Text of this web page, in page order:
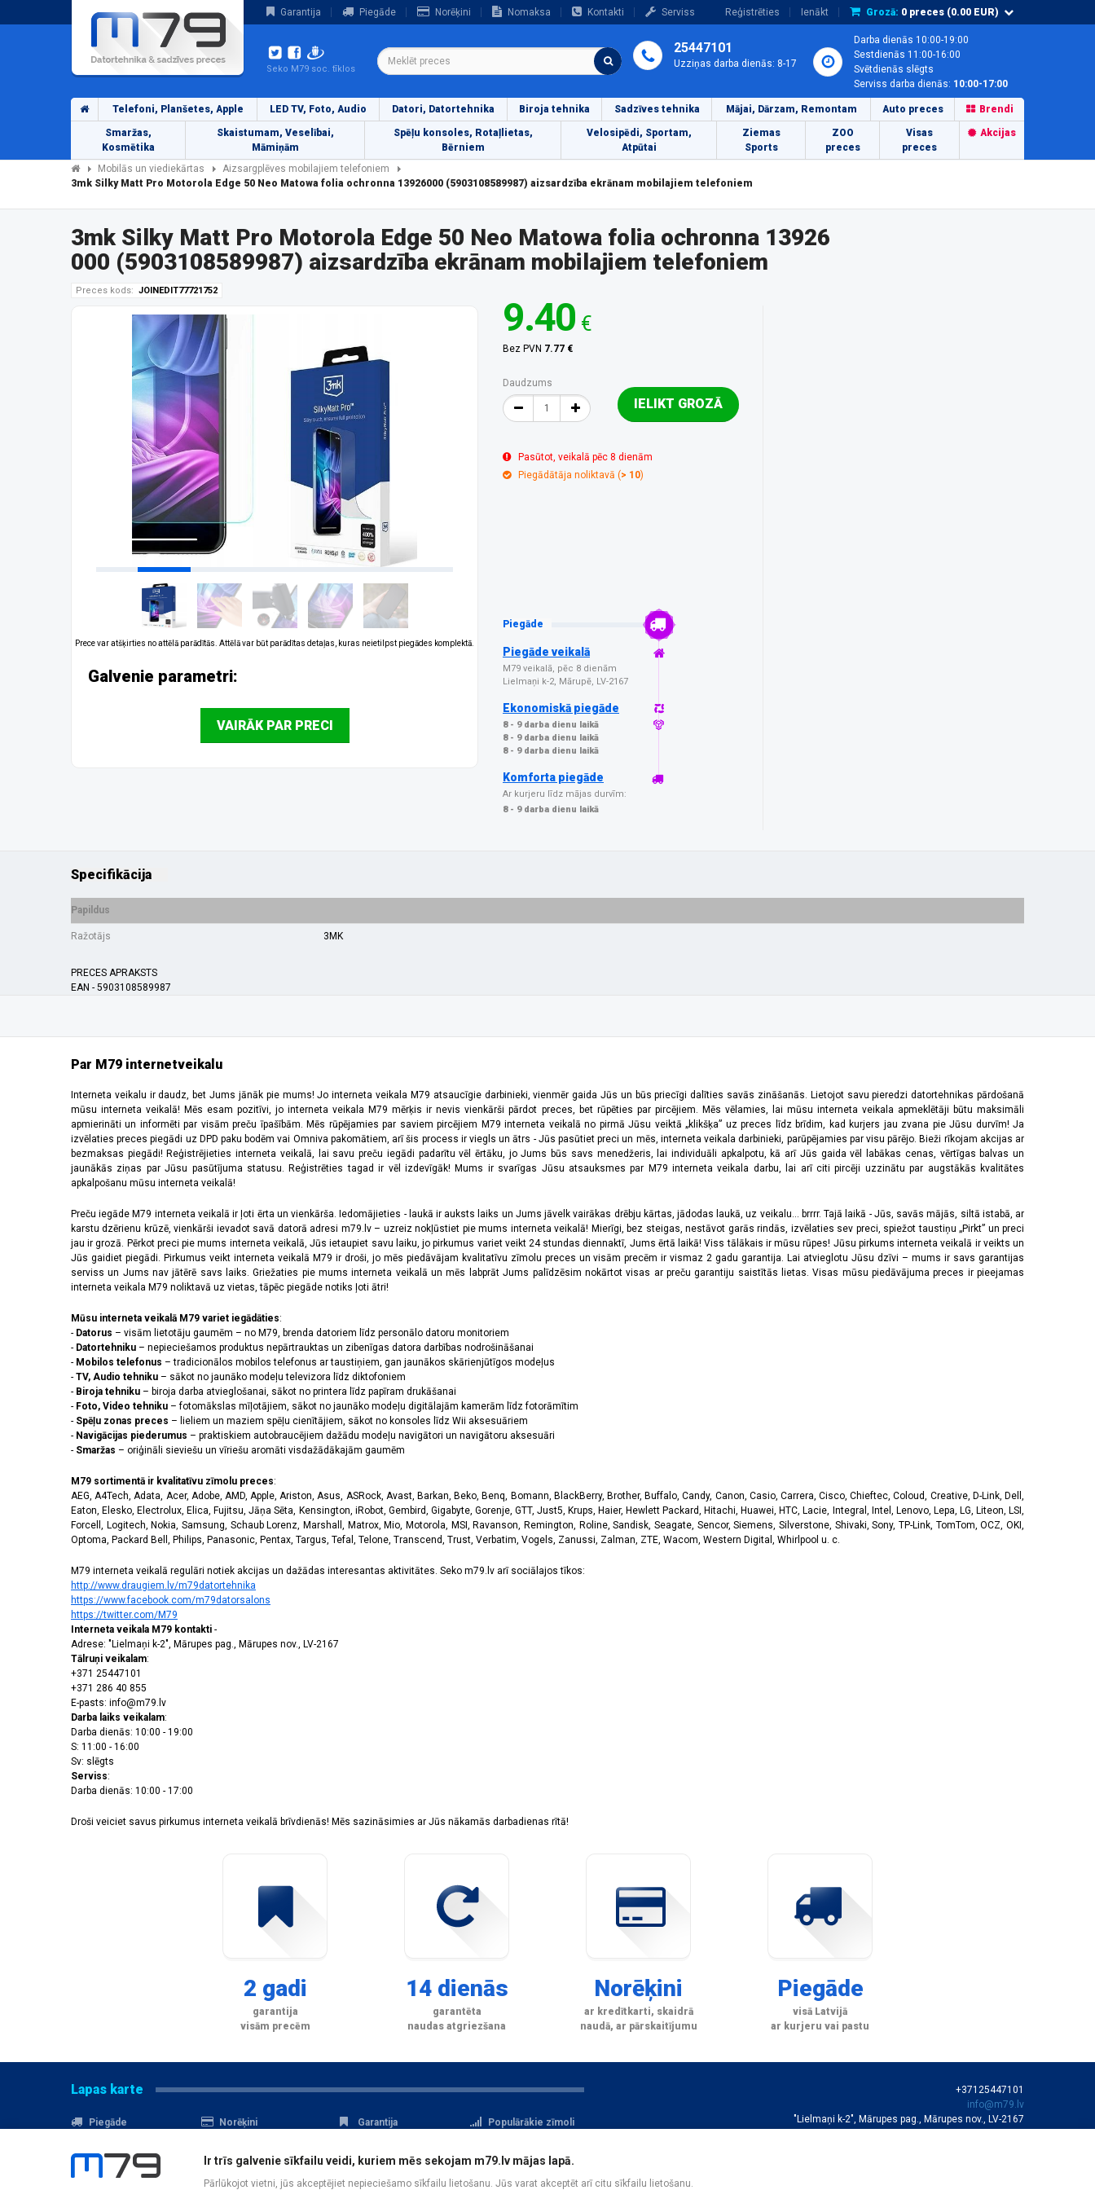
Garantija Piegāde Norēķini Nomaksa Kontakti Serviss Reģistrēties Ienākt Grozā: 0 preces (0.00 EUR)
Seko M79 soc. tīklos
25447101
Uzziņas darba dienās: 8-17
Darba dienās 10:00-19:00
Sestdienās 11:00-16:00
Svētdienās slēgts
Serviss darba dienās: 10:00-17:00
Telefoni, Planšetes, Apple LED TV, Foto, Audio Datori, Datortehnika Biroja tehnika Sadzīves tehnika Mājai, Dārzam, Remontam Auto preces Brendi
Smaržas,
Kosmētika
Skaistumam, Veselībai,
Māmiņām
Spēļu konsoles, Rotaļlietas,
Bērniem
Velosipēdi, Sportam,
Atpūtai
Ziemas
Sports
ZOO
preces
Visas
preces
Akcijas
Mobilās un viediekārtas
Aizsargplēves mobilajiem telefoniem
3mk Silky Matt Pro Motorola Edge 50 Neo Matowa folia ochronna 13926000 (5903108589987) aizsardzība ekrānam mobilajiem telefoniem
3mk Silky Matt Pro Motorola Edge 50 Neo Matowa folia ochronna 13926
000 (5903108589987) aizsardzība ekrānam mobilajiem telefoniem
Preces kods: JOINEDIT77721752
Prece var atšķirties no attēlā parādītās. Attēlā var būt parādītas detaļas, kuras neietilpst piegādes komplektā.
Galvenie parametri:
VAIRĀK PAR PRECI
9.40 €
Bez PVN 7.77 €
Daudzums
IELIKT GROZĀ
Pasūtot, veikalā pēc 8 dienām
Piegādātāja noliktavā (> 10)
Piegāde
Piegāde veikalā
M79 veikalā, pēc 8 dienām
Lielmaņi k-2, Mārupē, LV-2167
Ekonomiskā piegāde
8 - 9 darba dienu laikā
8 - 9 darba dienu laikā
8 - 9 darba dienu laikā
Komforta piegāde
Ar kurjeru līdz mājas durvīm:
8 - 9 darba dienu laikā
Specifikācija
Papildus
Ražotājs 3MK
PRECES APRAKSTS
EAN - 5903108589987
Par M79 internetveikalu
Interneta veikalu ir daudz, bet Jums jānāk pie mums! Jo interneta veikala M79 atsaucīgie darbinieki, vienmēr gaida Jūs un būs priecīgi dalīties savās zināšanās. Lietojot savu pieredzi datortehnikas pārdošanā
mūsu interneta veikalā! Mēs esam pozitīvi, jo interneta veikala M79 mērķis ir nevis vienkārši pārdot preces, bet rūpēties par pircējiem. Mēs vēlamies, lai mūsu interneta veikala apmeklētāji būtu maksimāli
apmierināti un informēti par visām preču īpašībām. Mēs rūpējamies par saviem pircējiem M79 interneta veikalā no pirmā Jūsu veiktā „klikšķa” uz preces līdz brīdim, kad kurjers jau zvana pie Jūsu durvīm! Ja
izvēlaties preces piegādi uz DPD paku bodēm vai Omniva pakomātiem, arī šis process ir viegls un ātrs - Jūs pasūtiet preci un mēs, interneta veikala darbinieki, parūpējamies par visu pārējo. Bieži rīkojam akcijas ar
bezmaksas piegādi! Reģistrējieties interneta veikalā, lai savu preču iegādi padarītu vēl ērtāku, jo Jums būs savs menedžeris, lai individuāli apkalpotu, kā arī Jūs gaida vēl labākas cenas, vērtīgas balvas un
jaunākās ziņas par Jūsu pasūtījuma statusu. Reģistrēties tagad ir vēl izdevīgāk! Mums ir svarīgas Jūsu atsauksmes par M79 interneta veikala darbu, lai arī citi pircēji uzzinātu par augstākās kvalitātes
apkalpošanu mūsu interneta veikalā!
Preču iegāde M79 interneta veikalā ir ļoti ērta un vienkārša. Iedomājieties - laukā ir auksts laiks un Jums jāvelk vairākas drēbju kārtas, jādodas laukā, uz veikalu... brrrr. Tajā laikā - Jūs, savās mājās, siltā istabā, ar
karstu dzērienu krūzē, vienkārši ievadot savā datorā adresi m79.lv – uzreiz nokļūstiet pie mums interneta veikalā! Mierīgi, bez steigas, nestāvot garās rindās, izvēlaties sev preci, spiežot taustiņu „Pirkt” un preci
jau ir grozā. Pērkot preci pie mums interneta veikalā, Jūs ietaupiet savu laiku, jo pirkumus variet veikt 24 stundas diennaktī, Jums ērtā laikā! Viss tālākais ir mūsu rūpes! Jūsu pirkums interneta veikalā ir veikts un
Jūs gaidiet piegādi. Pirkumus veikt interneta veikalā M79 ir droši, jo mēs piedāvājam kvalitatīvu zīmolu preces un visām precēm ir vismaz 2 gadu garantija. Lai atvieglotu Jūsu dzīvi – mums ir savs garantijas
serviss un Jums nav jātērē savs laiks. Griežaties pie mums interneta veikalā un mēs labprāt Jums palīdzēsim nokārtot visas ar preču garantiju saistītās lietas. Visas mūsu piedāvājuma preces ir pieejamas
interneta veikala M79 noliktavā uz vietas, tāpēc piegāde notiks ļoti ātri!
Mūsu interneta veikalā M79 variet iegādāties:
- Datorus – visām lietotāju gaumēm – no M79, brenda datoriem līdz personālo datoru monitoriem
- Datortehniku – nepieciešamos produktus nepārtrauktas un zibenīgas datora darbības nodrošināšanai
- Mobilos telefonus – tradicionālos mobilos telefonus ar taustiņiem, gan jaunākos skārienjūtīgos modeļus
- TV, Audio tehniku – sākot no jaunāko modeļu televizora līdz diktofoniem
- Biroja tehniku – biroja darba atvieglošanai, sākot no printera līdz papīram drukāšanai
- Foto, Video tehniku – fotomākslas mīļotājiem, sākot no jaunāko modeļu digitālajām kamerām līdz fotorāmītim
- Spēļu zonas preces – lieliem un maziem spēļu cienītājiem, sākot no konsoles līdz Wii aksesuāriem
- Navigācijas piederumus – praktiskiem autobraucējiem dažādu modeļu navigātori un navigātoru aksesuāri
- Smaržas – oriģināli sieviešu un vīriešu aromāti visdažādākajām gaumēm
M79 sortimentā ir kvalitatīvu zīmolu preces:
AEG, A4Tech, Adata, Acer, Adobe, AMD, Apple, Ariston, Asus, ASRock, Avast, Barkan, Beko, Benq, Bomann, BlackBerry, Brother, Buffalo, Candy, Canon, Casio, Carrera, Cisco, Chieftec, Coloud, Creative, D-Link, Dell,
Eaton, Elesko, Electrolux, Elica, Fujitsu, Jāņa Sēta, Kensington, iRobot, Gembird, Gigabyte, Gorenje, GTT, Just5, Krups, Haier, Hewlett Packard, Hitachi, Huawei, HTC, Lacie, Integral, Intel, Lenovo, Lepa, LG, Liteon, LSI,
Forcell, Logitech, Nokia, Samsung, Schaub Lorenz, Marshall, Matrox, Mio, Motorola, MSI, Ravanson, Remington, Roline, Sandisk, Seagate, Sencor, Siemens, Silverstone, Shivaki, Sony, TP-Link, TomTom, OCZ, OKI,
Optoma, Packard Bell, Philips, Panasonic, Pentax, Targus, Tefal, Telone, Transcend, Trust, Verbatim, Vogels, Zanussi, Zalman, ZTE, Wacom, Western Digital, Whirlpool u. c.
M79 interneta veikalā regulāri notiek akcijas un dažādas interesantas aktivitātes. Seko m79.lv arī sociālajos tīkos:
http://www.draugiem.lv/m79datortehnika
https://www.facebook.com/m79datorsalons
https://twitter.com/M79
Interneta veikala M79 kontakti -
Adrese: "Lielmaņi k-2", Mārupes pag., Mārupes nov., LV-2167
Tālruņi veikalam:
+371 25447101
+371 286 40 855
E-pasts: info@m79.lv
Darba laiks veikalam:
Darba dienās: 10:00 - 19:00
S: 11:00 - 16:00
Sv: slēgts
Serviss:
Darba dienās: 10:00 - 17:00
Droši veiciet savus pirkumus interneta veikalā brīvdienās! Mēs sazināsimies ar Jūs nākamās darbadienas rītā!
2 gadi
garantija
visām precēm
14 dienās
garantēta
naudas atgriezšana
Norēķini
ar kredītkarti, skaidrā
naudā, ar pārskaitījumu
Piegāde
visā Latvijā
ar kurjeru vai pastu
Lapas karte
Piegāde
Norēķini
Akcijas
Serviss
Garantija
Populārākie zīmoli
Datu aizsardzība
Reģistrācija
+37125447101
info@m79.lv
"Lielmaņi k-2", Mārupes pag., Mārupes nov., LV-2167
Ir trīs galvenie sīkfailu veidi, kuriem mēs sekojam m79.lv mājas lapā.
Pārlūkojot vietni, jūs akceptējiet nepieciešamo sīkfailu lietošanu. Jūs varat akceptēt arī citu sīkfailu lietošanu.